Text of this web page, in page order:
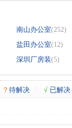
南山办公室(252)
盐田办公室(12)
深圳厂房装(5)
？待解决 √ 已解决